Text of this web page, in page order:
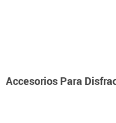
Accesorios Para